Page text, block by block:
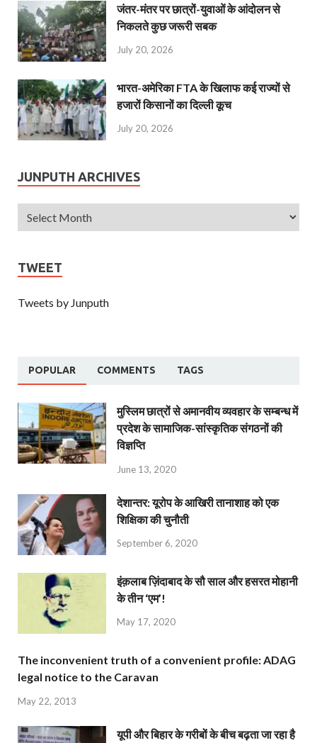
जंतर-मंतर पर छात्रों-युवाओं के आंदोलन से
निकलते कुछ जरूरी सबक
July 20, 2026
भारत-अमेरिका FTA के खिलाफ कई राज्यों से
हजारों किसानों का दिल्ली कूच
July 20, 2026
JUNPUTH ARCHIVES
TWEET
Tweets by Junputh
POPULAR COMMENTS TAGS
मुस्लिम छात्रों से अमानवीय व्यवहार के सम्बन्ध में
प्रदेश के सामाजिक-सांस्कृतिक संगठनों की
विज्ञप्ति
June 13, 2020
देशान्‍तर: यूरोप के आखिरी तानाशाह को एक
शिक्षिका की चुनौती
September 6, 2020
इंक़लाब ज़िंदाबाद के सौ साल और हसरत मोहानी
के तीन ‘एम’!
May 17, 2020
The inconvenient truth of a convenient profile: ADAG
legal notice to the Caravan
May 22, 2013
यूपी और बिहार के गरीबों के बीच बढ़ता जा रहा है